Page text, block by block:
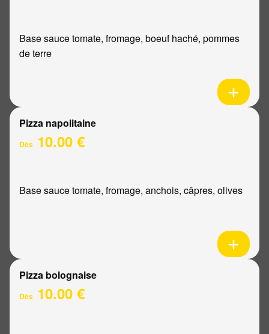
Base sauce tomate, fromage, boeuf haché, pommes
de terre
Pizza napolitaine
Dès 10.00 €
Base sauce tomate, fromage, anchois, câpres, olives
Pizza bolognaise
Dès 10.00 €